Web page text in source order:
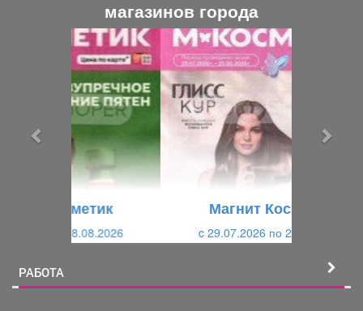
магазинов города
Магнит Косметик
c 29.07.2026 по 25.08.2026
РАБОТА